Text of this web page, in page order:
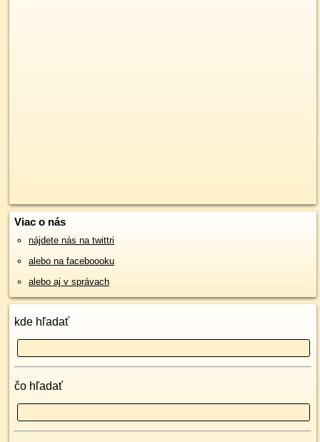
Viac o nás
nájdete nás na twittri
alebo na faceboooku
alebo aj v správach
kde hľadať
čo hľadať